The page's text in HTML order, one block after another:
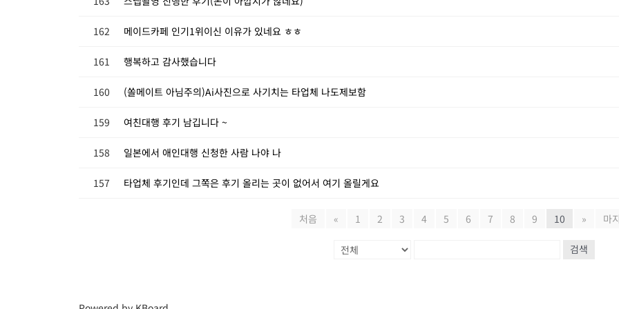
162 메이드카페 인기1위이신 이유가 있네요 ㅎㅎ
161 행복하고 감사했습니다
160 (쏠메이트 아님주의)Ai사진으로 사기치는 타업체 나도제보함
159 여친대행 후기 남깁니다 ~
158 일본에서 애인대행 신청한 사람 나야 나
157 타업체 후기인데 그쪽은 후기 올리는 곳이 없어서 여기 올릴게요
처음 « 1 2 3 4 5 6 7 8 9 10 » 마
검색